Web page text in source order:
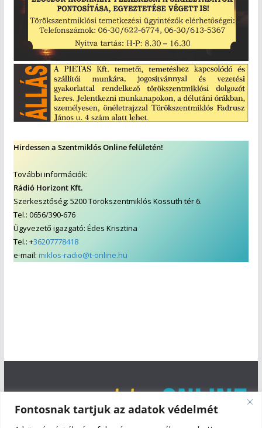
Fontosnak tartjuk az adatok védelmét
Hirdessen a Szentmiklós Online felületén!
További információk:
Rádió Horizont Kft.
Szerkesztőség: 5200 Törökszentmiklós Kossuth tér 6.
Tel.: 0656/390-676
Ügyvezető igazgató: Édes Krisztina
Tel.: +36207778418
e-mail: miklos-radio@t-online.hu